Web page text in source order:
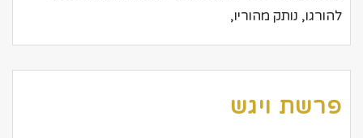
להורגו, נותק מהוריו,
פרשת ויגש